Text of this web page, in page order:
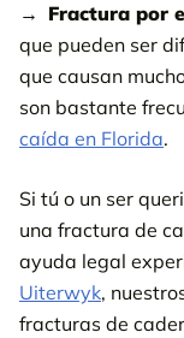
Fractura por
que pueden ser
que causan
son bastante
caída en Florida.
Si tú o un ser
una fractura de
ayuda legal
Uiterwyk,
fracturas de